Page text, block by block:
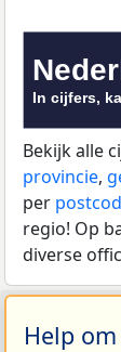
Bekijk alle
provincie,
per
regio! Op
diverse
Help